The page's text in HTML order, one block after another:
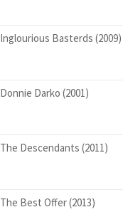
Inglourious Basterds (2009)
Donnie Darko (2001)
The Descendants (2011)
The Best Offer (2013)